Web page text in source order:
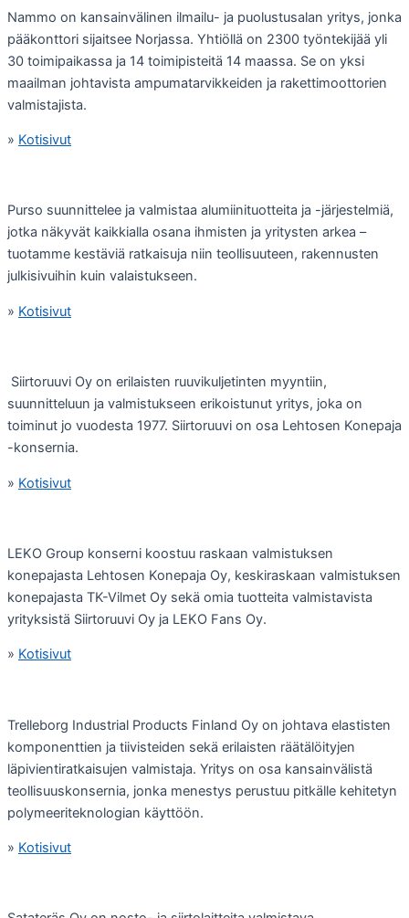
Nammo on kansainvälinen ilmailu- ja puolustusalan yritys, jonka
pääkonttori sijaitsee Norjassa. Yhtiöllä on 2300 työntekijää yli
30 toimipaikassa ja 14 toimipisteitä 14 maassa. Se on yksi
maailman johtavista ampumatarvikkeiden ja rakettimoottorien
valmistajista.
» Kotisivut
Purso suunnittelee ja valmistaa alumiinituotteita ja -järjestelmiä,
jotka näkyvät kaikkialla osana ihmisten ja yritysten arkea –
tuotamme kestäviä ratkaisuja niin teollisuuteen, rakennusten
julkisivuihin kuin valaistukseen.
» Kotisivut
Siirtoruuvi Oy on erilaisten ruuvikuljetinten myyntiin,
suunnitteluun ja valmistukseen erikoistunut yritys, joka on
toiminut jo vuodesta 1977. Siirtoruuvi on osa Lehtosen Konepaja
-konsernia.
» Kotisivut
LEKO Group konserni koostuu raskaan valmistuksen
konepajasta Lehtosen Konepaja Oy, keskiraskaan valmistuksen
konepajasta TK-Vilmet Oy sekä omia tuotteita valmistavista
yrityksistä Siirtoruuvi Oy ja LEKO Fans Oy.
» Kotisivut
Trelleborg Industrial Products Finland Oy on johtava elastisten
komponenttien ja tiivisteiden sekä erilaisten räätälöityjen
läpivientiratkaisujen valmistaja. Yritys on osa kansainvälistä
teollisuuskonsernia, jonka menestys perustuu pitkälle kehitetyn
polymeeriteknologian käyttöön.
» Kotisivut